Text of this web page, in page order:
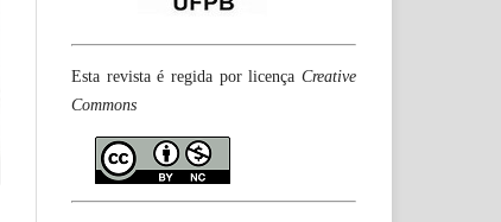
Esta revista é regida por licença Creative
Commons